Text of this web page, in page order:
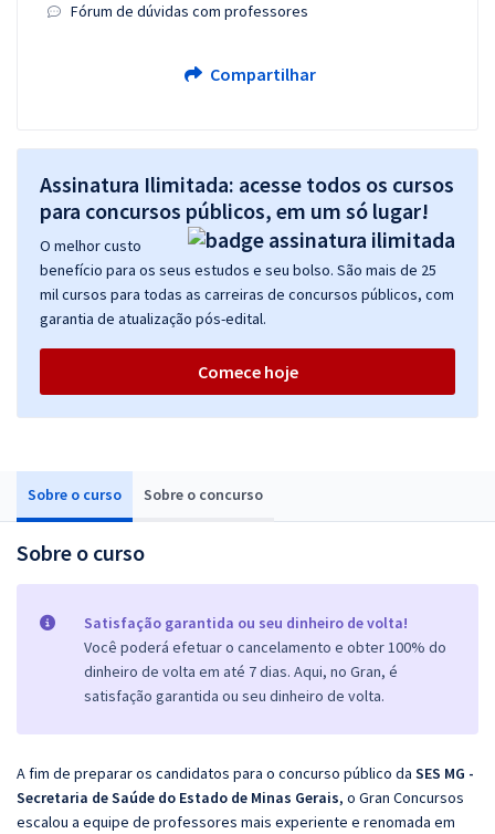
Sobre o curso Sobre o concurso
Sobre o curso
Satisfação garantida ou seu dinheiro de volta!
Você poderá efetuar o cancelamento e obter 100% do
dinheiro de volta em até 7 dias. Aqui, no Gran, é
satisfação garantida ou seu dinheiro de volta.
A fim de preparar os candidatos para o concurso público da SES MG -
Secretaria de Saúde do Estado de Minas Gerais, o Gran Concursos
escalou a equipe de professores mais experiente e renomada em
Fórum de dúvidas com professores
Compartilhar
Assinatura Ilimitada: acesse todos os cursos
para concursos públicos, em um só lugar!
O melhor custo
benefício para os seus estudos e seu bolso. São mais de 25
mil cursos para todas as carreiras de concursos públicos, com
garantia de atualização pós-edital.
Comece hoje